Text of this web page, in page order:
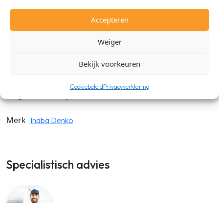
Accepteren
Weiger
Bekijk voorkeuren
CookiebeleidPrivacyverklaring
duurzaam PVC en is UV-A bestendig. Verkrijgbaar in de maat
77mm en 100mm en in de kleuren: Wit, Ivoor, Zwart, Grijs en
Algemene specificaties
Merk Inaba Denko
Specialistisch advies